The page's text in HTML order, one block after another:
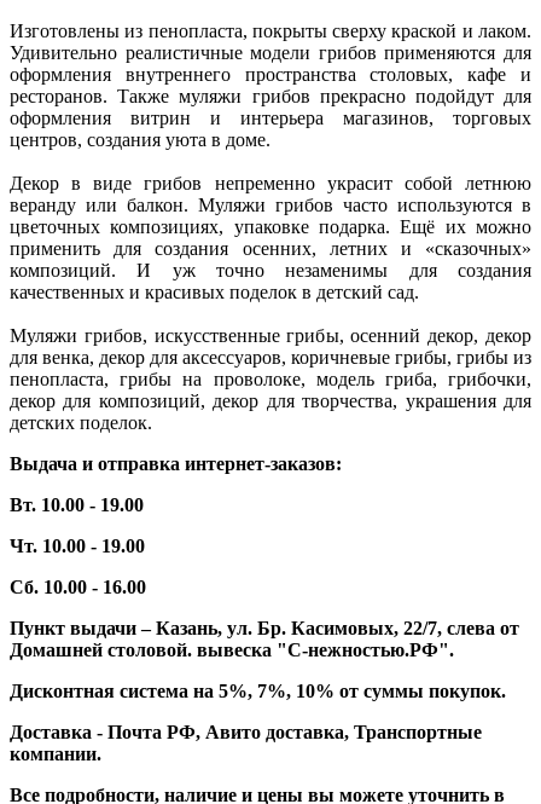
Изготовлены из пенопласта, покрыты сверху краской и лаком.
Удивительно реалистичные модели грибов применяются для
оформления внутреннего пространства столовых, кафе и
ресторанов. Также муляжи грибов прекрасно подойдут для
оформления витрин и интерьера магазинов, торговых
центров, создания уюта в доме.
Декор в виде грибов непременно украсит собой летнюю
веранду или балкон. Муляжи грибов часто используются в
цветочных композициях, упаковке подарка. Ещё их можно
применить для создания осенних, летних и «сказочных»
композиций. И уж точно незаменимы для создания
качественных и красивых поделок в детский сад.
Муляжи грибов, искусственные грибы, осенний декор, декор
для венка, декор для аксессуаров, коричневые грибы, грибы из
пенопласта, грибы на проволоке, модель гриба, грибочки,
декор для композиций, декор для творчества, украшения для
детских поделок.
Выдача и отправка интернет-заказов:
Вт. 10.00 - 19.00
Чт. 10.00 - 19.00
Сб. 10.00 - 16.00
Пункт выдачи – Казань, ул. Бр. Касимовых, 22/7, слева от
Домашней столовой. вывеска "С-нежностью.РФ".
Дисконтная система на 5%, 7%, 10% от суммы покупок.
Доставка - Почта РФ, Авито доставка, Транспортные
компании.
Все подробности, наличие и цены вы можете уточнить в